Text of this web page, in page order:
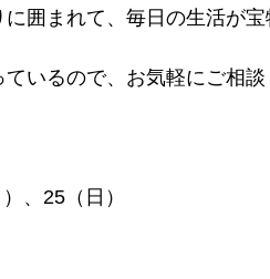
囲まれて、毎日の生活が宝
いるので、お気軽にご相談
、25（日）